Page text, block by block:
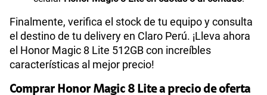
Finalmente, verifica el stock de tu equipo y consulta
el destino de tu delivery en Claro Perú. ¡Lleva ahora
el Honor Magic 8 Lite 512GB con increíbles
características al mejor precio!
Comprar Honor Magic 8 Lite a precio de oferta